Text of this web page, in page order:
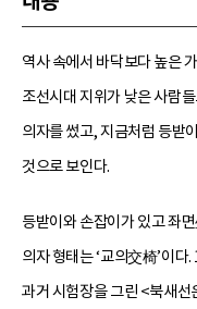
역사 속에서 바닥보다 높은
조선시대 지위가 낮은 사람
의자를 썼고, 지금처럼 등받
것으로 보인다.
등받이와 손잡이가 있고 좌
의자 형태는 ‘교의交椅’이
과거 시험장을 그린 <북새